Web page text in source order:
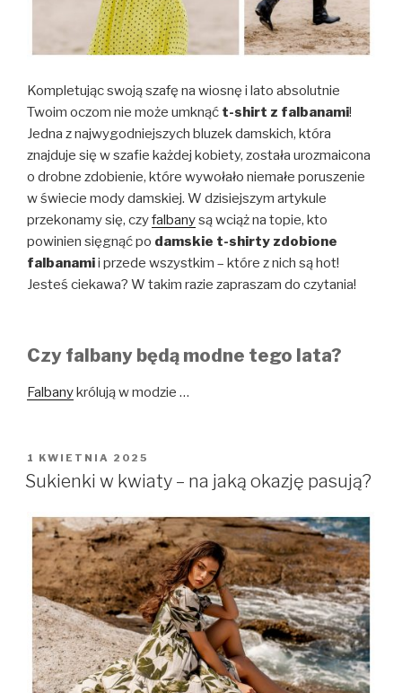
Kompletując swoją szafę na wiosnę i lato absolutnie
Twoim oczom nie może umknąć t-shirt z falbanami!
Jedna z najwygodniejszych bluzek damskich, która
znajduje się w szafie każdej kobiety, została urozmaicona
o drobne zdobienie, które wywołało niemałe poruszenie
w świecie mody damskiej. W dzisiejszym artykule
przekonamy się, czyfalbanysą wciąż na topie, kto
powinien sięgnąć po damskie t-shirty zdobione
falbanamii przede wszystkim – które z nich są hot!
Jesteś ciekawa? W takim razie zapraszam do czytania!
Czy falbany będą modne tego lata?
Falbanykrólują w modzie …
OPUBLIKOWANE
W
1 KWIETNIA 2025
Sukienki w kwiaty – na jaką okazję pasują?